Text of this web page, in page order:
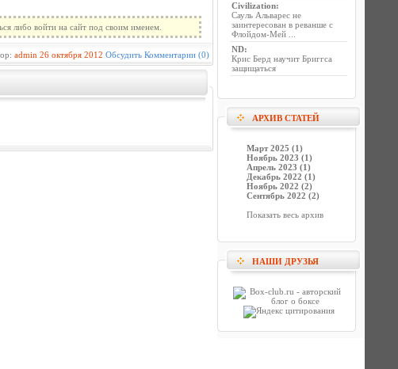
либо войти на сайт под своим именем.
admin 26 октября 2012 Обсудить Комментарии (0)
Civilization:
Сауль Альварес не
заинтересован в реванше с
Флойдом-Мей ...
ND:
Крис Берд научит Бриггса
защищаться
АРХИВ СТАТЕЙ
Март 2025 (1)
Ноябрь 2023 (1)
Апрель 2023 (1)
Декабрь 2022 (1)
Ноябрь 2022 (2)
Сентябрь 2022 (2)
Показать весь архив
НАШИ ДРУЗЬЯ